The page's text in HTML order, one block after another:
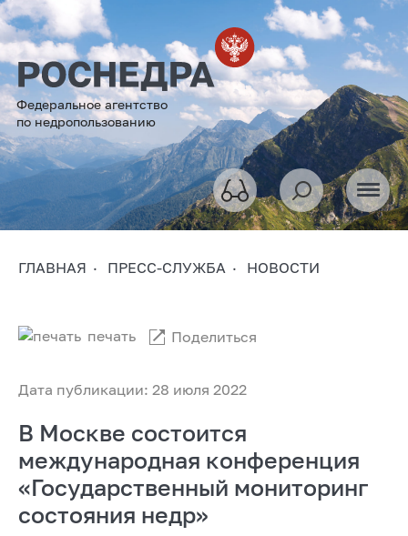
Федеральное агентство
по недропользованию
ГЛАВНАЯ ПРЕСС-СЛУЖБА НОВОСТИ
Дата публикации: 28 июля 2022
печать Поделиться
В Москве состоится
международная конференция
«Государственный мониторинг
состояния недр»